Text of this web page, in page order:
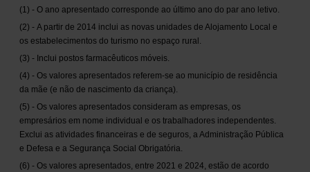
(1) - O ano apresentado corresponde ao último ano do par ano letivo.
(2) - A partir de 2014 inclui as novas unidades de Alojamento Local e
os estabelecimentos do turismo no espaço rural.
(3) - Inclui postos farmacêuticos móveis.
(4) - Os valores apresentados referem-se ao município de residência
da mãe (e não de nascimento da criança).
(5) - Os valores apresentados consideram as empresas, os
empresários em nome individual e os trabalhadores independentes.
Exclui as atividades financeiras e de seguros, a Administração Pública
e Defesa e a Segurança Social Obrigatória.
(6) - Os valores apresentados, entre 2021 e 2024, estão de acordo